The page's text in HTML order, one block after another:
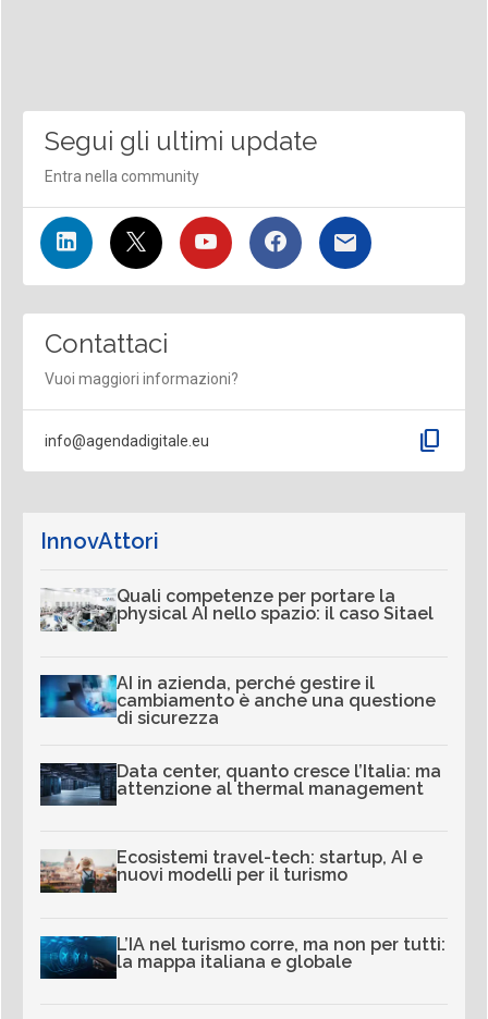
Segui gli ultimi update
Entra nella community
Contattaci
Vuoi maggiori informazioni?
info@agendadigitale.eu content_copy
InnovAttori
Quali competenze per portare la
physical AI nello spazio: il caso Sitael
AI in azienda, perché gestire il
cambiamento è anche una questione
di sicurezza
Data center, quanto cresce l’Italia: ma
attenzione al thermal management
Ecosistemi travel-tech: startup, AI e
nuovi modelli per il turismo
L’IA nel turismo corre, ma non per tutti:
la mappa italiana e globale